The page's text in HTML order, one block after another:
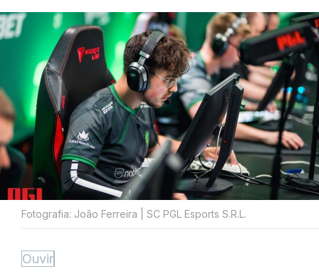
Fotografia: João Ferreira | SC PGL Esports S.R.L.
Ouvir